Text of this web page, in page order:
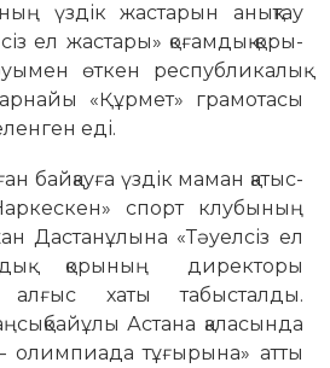
үз­дік жас­­тарын анықтау
ел жас­­тары» қоғамдық қо­­ры­
өт­кен республикалық
арнайы «Құр­мет» гра­мо­­тасы
еді.
байқауға үздік маман қатыс­
спорт клубының
Дастанұлына «Тәуелсіз ел
қорының директоры
алғыс хаты табысталды.
Ас­тана қаласында
олимпиада тұғы­ры­­на» атты